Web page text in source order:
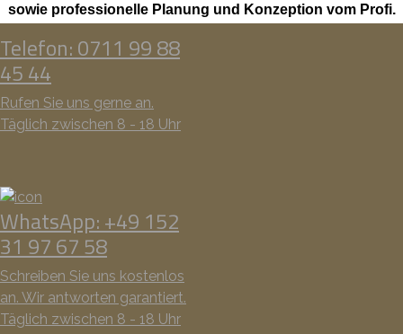
sowie professionelle Planung und Konzeption vom Profi.
Telefon: 0711 99 88
45 44
Rufen Sie uns gerne an.
Täglich zwischen 8 - 18 Uhr
WhatsApp: +49 152
31 97 67 58
Schreiben Sie uns kostenlos
an. Wir antworten garantiert.
Täglich zwischen 8 - 18 Uhr